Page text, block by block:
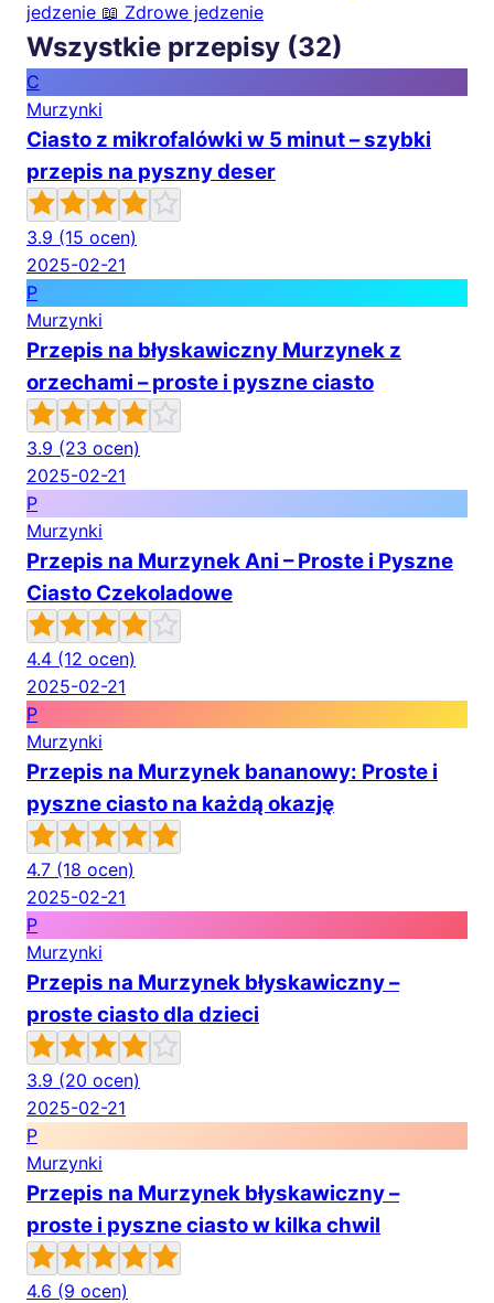
jedzenie 📖 Zdrowe jedzenie
Wszystkie przepisy (32)
C
Murzynki
Ciasto z mikrofalówki w 5 minut – szybki
przepis na pyszny deser
3.9 (15 ocen)
2025-02-21
P
Murzynki
Przepis na błyskawiczny Murzynek z
orzechami – proste i pyszne ciasto
3.9 (23 ocen)
2025-02-21
P
Murzynki
Przepis na Murzynek Ani – Proste i Pyszne
Ciasto Czekoladowe
4.4 (12 ocen)
2025-02-21
P
Murzynki
Przepis na Murzynek bananowy: Proste i
pyszne ciasto na każdą okazję
4.7 (18 ocen)
2025-02-21
P
Murzynki
Przepis na Murzynek błyskawiczny –
proste ciasto dla dzieci
3.9 (20 ocen)
2025-02-21
P
Murzynki
Przepis na Murzynek błyskawiczny –
proste i pyszne ciasto w kilka chwil
4.6 (9 ocen)